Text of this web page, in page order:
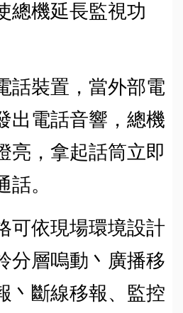
總機延長監視功
話裝置，當外部電
出電話音響，總機
亮，拿起話筒立即
。
可依現場環境設計
分層嗚動丶廣播移
丶斷線移報、監控